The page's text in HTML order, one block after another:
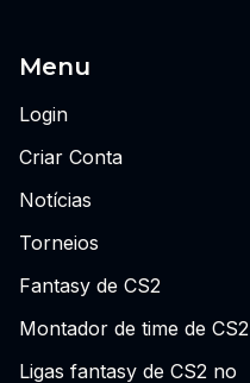
Menu
Login
Criar Conta
Notícias
Torneios
Fantasy de CS2
Montador de time de CS2
Ligas fantasy de CS2 no